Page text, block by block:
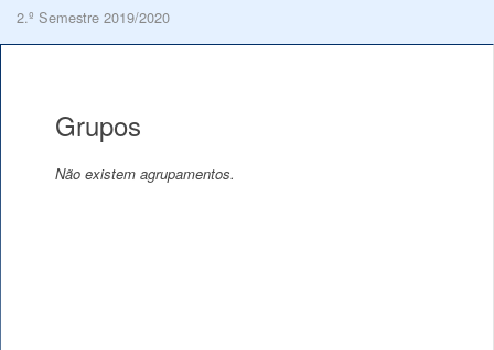
2.º Semestre 2019/2020
Grupos
Não existem agrupamentos.